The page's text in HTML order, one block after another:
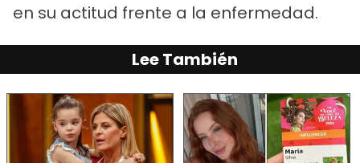
en su actitud frente a la enfermedad.
Lee También